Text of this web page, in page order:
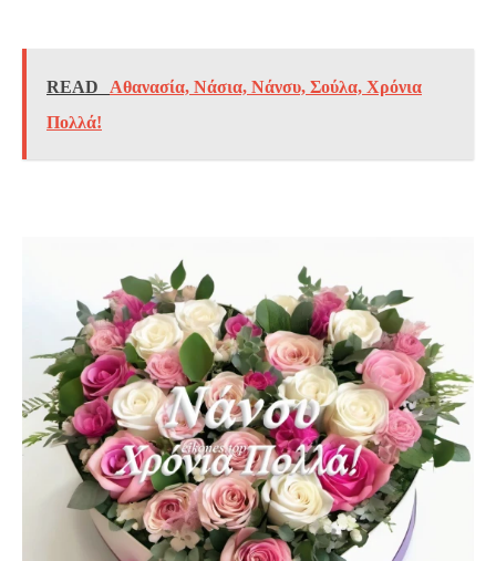
READ
Αθανασία, Νάσια, Νάνσυ, Σούλα, Χρόνια
Πολλά!